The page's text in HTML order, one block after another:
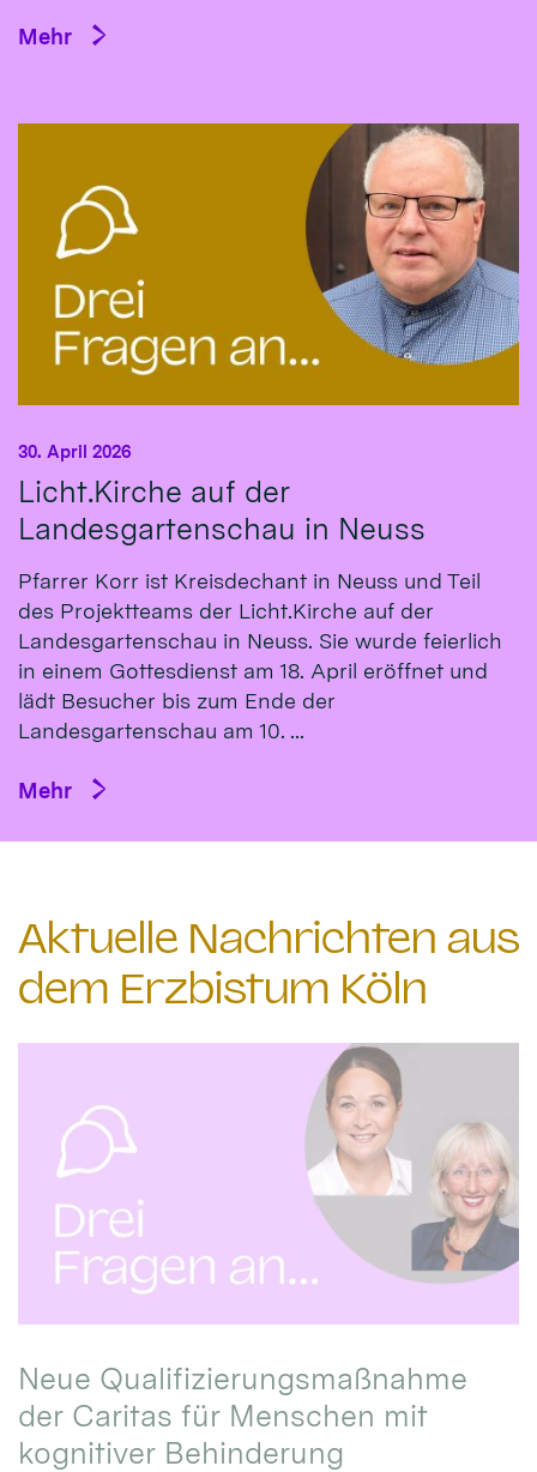
Mehr
Licht.Kirche auf der
Landesgartenschau in Neuss
30. April 2026
Pfarrer Korr ist Kreisdechant in Neuss und Teil
des Projektteams der Licht.Kirche auf der
Landesgartenschau in Neuss. Sie wurde feierlich
in einem Gottesdienst am 18. April eröffnet und
lädt Besucher bis zum Ende der
Landesgartenschau am 10. ...
Mehr
Aktuelle Nachrichten aus
dem Erzbistum Köln
Neue Qualifizierungsmaßnahme
der Caritas für Menschen mit
kognitiver Behinderung